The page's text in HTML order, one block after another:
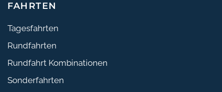
FAHRTEN
Tagesfahrten
Rundfahrten
Rundfahrt Kombinationen
Sonderfahrten